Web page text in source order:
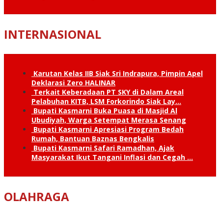
INTERNASIONAL
Karutan Kelas IIB Siak Sri Indrapura, Pimpin Apel
Deklarasi Zero HALINAR
Terkait Keberadaan PT SKY di Dalam Areal
Pelabuhan KITB, LSM Forkorindo Siak Lay…
Bupati Kasmarni Buka Puasa di Masjid Al
Ubudiyah, Warga Setempat Merasa Senang
Bupati Kasmarni Apresiasi Program Bedah
Rumah, Bantuan Baznas Bengkalis
Bupati Kasmarni Safari Ramadhan, Ajak
Masyarakat Ikut Tangani Inflasi dan Cegah …
OLAHRAGA